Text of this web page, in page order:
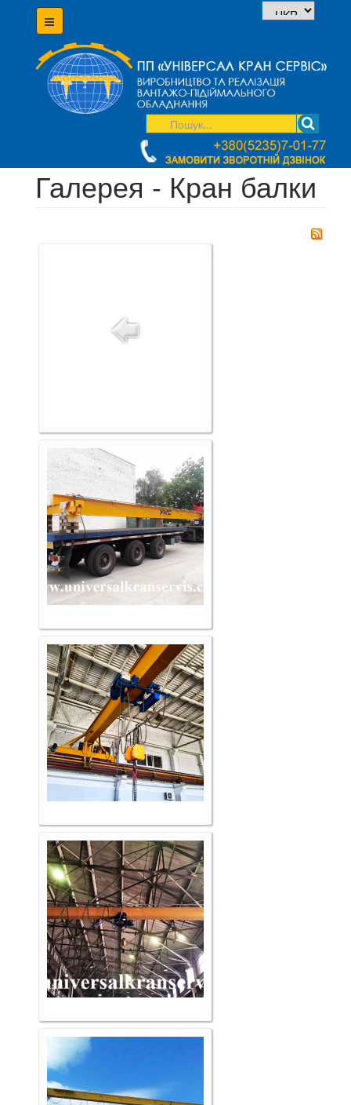
Галерея - Кран балки